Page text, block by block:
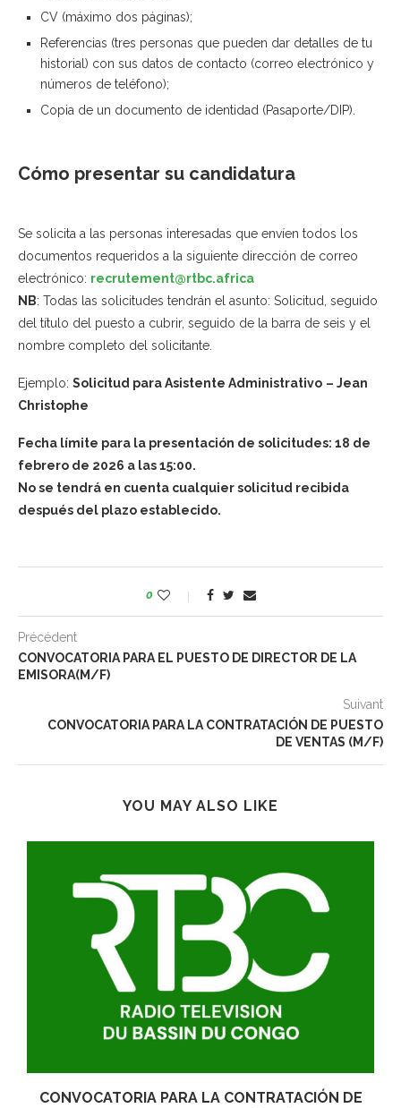
CV (máximo dos páginas);
Referencias (tres personas que pueden dar detalles de tu
historial) con sus datos de contacto (correo electrónico y
números de teléfono);
Copia de un documento de identidad (Pasaporte/DIP).
Cómo presentar su candidatura
Se solicita a las personas interesadas que envíen todos los
documentos requeridos a la siguiente dirección de correo
electrónico: recrutement@rtbc.africa
NB: Todas las solicitudes tendrán el asunto: Solicitud, seguido
del título del puesto a cubrir, seguido de la barra de seis y el
nombre completo del solicitante.
Ejemplo: Solicitud para Asistente Administrativo – Jean
Christophe
Fecha límite para la presentación de solicitudes: 18 de
febrero de 2026 a las 15:00.
No se tendrá en cuenta cualquier solicitud recibida
después del plazo establecido.
0
Précédent
CONVOCATORIA PARA EL PUESTO DE DIRECTOR DE LA
EMISORA(M/F)
Suivant
CONVOCATORIA PARA LA CONTRATACIÓN DE PUESTO
DE VENTAS (M/F)
YOU MAY ALSO LIKE
CONVOCATORIA PARA LA CONTRATACIÓN DE